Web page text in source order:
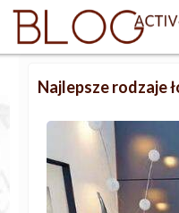
Najlepsze rodzaje